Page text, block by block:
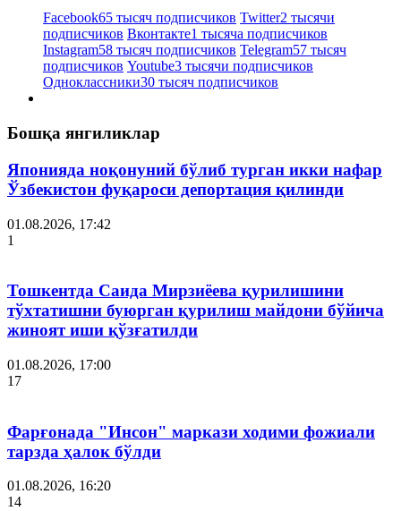
Facebook65 тысяч подписчиков Twitter2 тысячи
подписчиков Вконтакте1 тысяча подписчиков
Instagram58 тысяч подписчиков Telegram57 тысяч
подписчиков Youtube3 тысячи подписчиков
Одноклассники30 тысяч подписчиков
Бошқа янгиликлар
Японияда ноқонуний бўлиб турган икки нафар
Ўзбекистон фуқароси депортация қилинди
01.08.2026, 17:42
1
Тошкентда Саида Мирзиёева қурилишини
тўхтатишни буюрган қурилиш майдони бўйича
жиноят иши қўзғатилди
01.08.2026, 17:00
17
Фарғонада "Инсон" маркази ходими фожиали
тарзда ҳалок бўлди
01.08.2026, 16:20
14